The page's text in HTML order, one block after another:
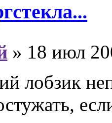
» 18 июл
лобзик